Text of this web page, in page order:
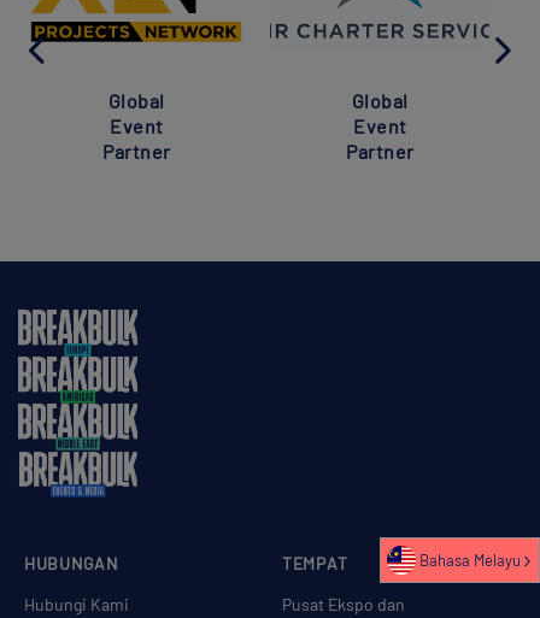
Global
Event
Partner
Global
Event
Partner
TEMPAT
Pusat Ekspo dan
HUBUNGAN
Hubungi Kami
Bahasa Melayu